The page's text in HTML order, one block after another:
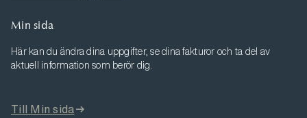
Min sida
Här kan du ändra dina uppgifter, se dina fakturor och ta del av
aktuell information som berör dig.
Till Min sida